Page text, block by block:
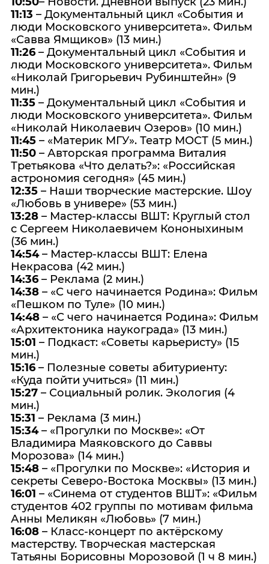
11:13 – Документальный цикл «События и
люди Московского университета». Фильм
«Савва Ямщиков» (13 мин.)
11:26 – Документальный цикл «События и
люди Московского университета». Фильм
«Николай Григорьевич Рубинштейн» (9
мин.)
11:35 – Документальный цикл «События и
люди Московского университета». Фильм
«Николай Николаевич Озеров» (10 мин.)
11:45 – «Материк МГУ». Театр МОСТ (5 мин.)
11:50 – Авторская программа Виталия
Третьякова «Что делать?»: «Российская
астрономия сегодня» (45 мин.)
12:35 – Наши творческие мастерские. Шоу
«Любовь в универе» (53 мин.)
13:28 – Мастер-классы ВШТ: Круглый стол
с Сергеем Николаевичем Кононыхиным
(36 мин.)
14:54– Мастер-классы ВШТ: Елена
Некрасова (42 мин.)
14:36 – Реклама (2 мин.)
14:38 – «С чего начинается Родина»: Фильм
«Пешком по Туле» (10 мин.)
14:48 – «С чего начинается Родина»: Фильм
«Архитектоника наукограда» (13 мин.)
15:01 – Подкаст: «Советы карьеристу» (15
мин.)
15:16 – Полезные советы абитуриенту:
«Куда пойти учиться» (11 мин.)
15:27 – Социальный ролик. Экология (4
мин.)
15:31 – Реклама (3 мин.)
15:34– «Прогулки по Москве»: «От
Владимира Маяковского до Саввы
Морозова» (14 мин.)
15:48 – «Прогулки по Москве»: «История и
секреты Северо-Востока Москвы» (13 мин.)
16:01 – «Синема от студентов ВШТ»: «Фильм
студентов 402 группы по мотивам фильма
Анны Меликян «Любовь» (7 мин.)
16:08 – Класс-концерт по актёрскому
мастерству. Творческая мастерская
Татьяны Борисовны Морозовой (1 ч 8 мин.)